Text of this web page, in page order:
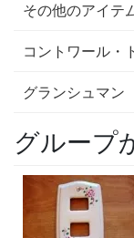
その他のアイテ
コントワール・
グランシュマン
グループ